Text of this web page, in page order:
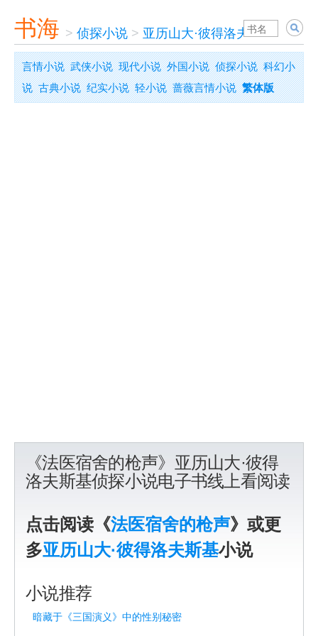
书海 > 侦探小说 > 亚历山大·彼得洛夫斯基>法医
言情小说 武侠小说 现代小说 外国小说 侦探小说 科幻小
说 古典小说 纪实小说 轻小说 蔷薇言情小说 繁体版
《法医宿舍的枪声》亚历山大·彼得
洛夫斯基侦探小说电子书线上看阅读
点击阅读《法医宿舍的枪声》或更
多亚历山大·彼得洛夫斯基小说
小说推荐
暗藏于《三国演义》中的性别秘密